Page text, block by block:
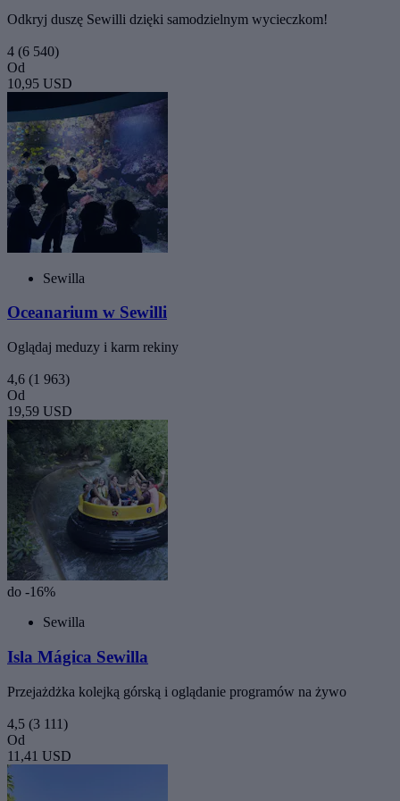
Odkryj duszę Sewilli dzięki samodzielnym wycieczkom!
4 (6 540)
Od
10,95 USD
Sewilla
Oceanarium w Sewilli
Oglądaj meduzy i karm rekiny
4,6 (1 963)
Od
19,59 USD
do -16%
Sewilla
Isla Mágica Sewilla
Przejażdżka kolejką górską i oglądanie programów na żywo
4,5 (3 111)
Od
11,41 USD